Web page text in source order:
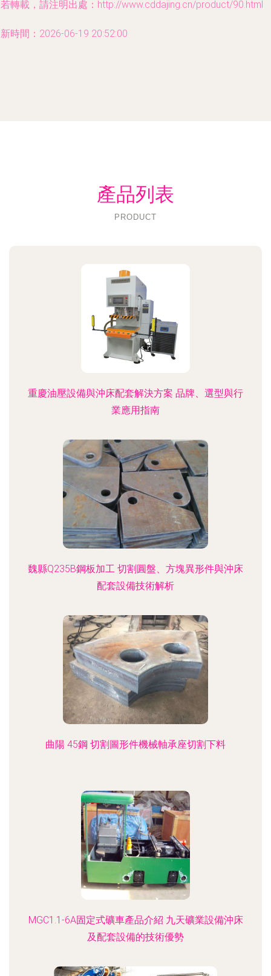
轉載，請注明出處：http://www.cddajing.cn/product/90.html
時間：2026-06-19 20:52:00
產品列表
PRODUCT
重慶油壓設備與沖床配套解決方案 品牌、選型與行
業應用指南
魏縣Q235B鋼板加工 切割圓盤、方塊異形件與沖床
配套設備技術解析
曲陽 45鋼 切割圖形件機械軸承座切割下料
MGC1.1-6A固定式礦車產品介紹 九天礦業設備沖床
及配套設備的技術優勢